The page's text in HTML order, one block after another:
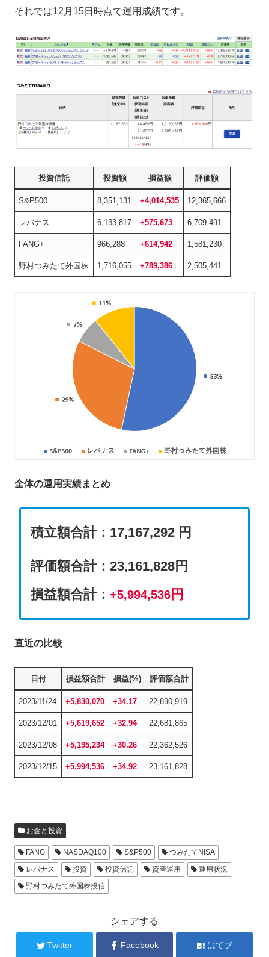
それでは12月15日時点で運用成績です。
投資信託 投資額 損益額 評価額
S&P500 8,351,131 +4,014,535 12,365,666
レバナス 6,133,817 +575,673 6,709,491
FANG+ 966,288 +614,942 1,581,230
野村つみたて外国株 1,716,055 +789,386 2,505,441
全体の運用実績まとめ
積立額合計：17,167,292 円
評価額合計： 23,161,828円
損益額合計： +5,994,536円
直近の比較
日付 損益額合計 損益(%) 評価額合計
2023/11/24 +5,830,070 +34.17 22,890,919
2023/12/01 +5,619,652 +32.94 22,681,865
2023/12/08 +5,195,234 +30.26 22,362,526
2023/12/15 +5,994,536 +34.92 23,161,828
お金と投資
FANG NASDAQ100 S&P500
つみたてNISA
レバナス
投資 投資信託 資産運用
運用状況
野村つみたて外国株投信
シェアする
Twitter Facebook はてブ